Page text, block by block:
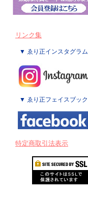
リンク集
▼ ゑり正インスタグラム
▼ ゑり正フェイスブック
特定商取引法表示